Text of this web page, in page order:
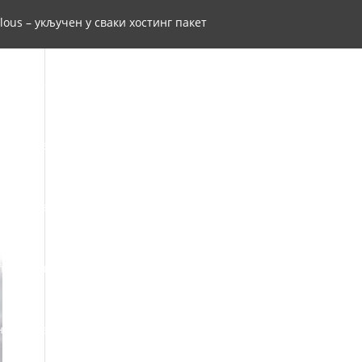
– укључен у сваки хостинг пакет
weba, ризница знања и буги вуги
из правила регистрације RS домена
Треба вам веб хостинг и домен?